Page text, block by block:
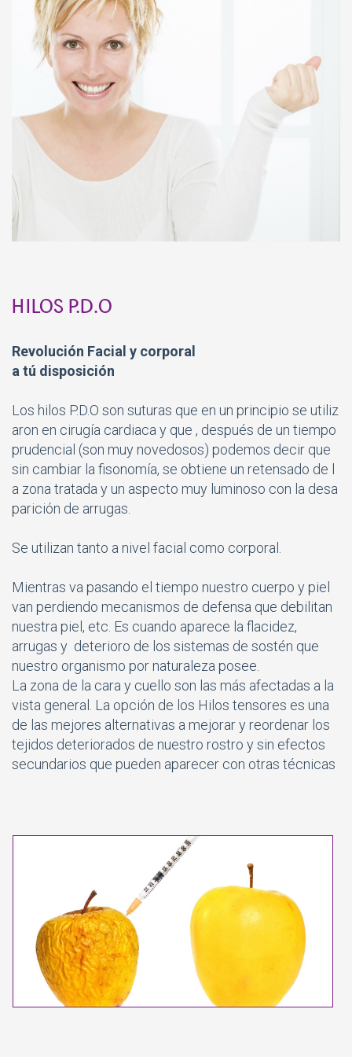
HILOS P.D.O
Revolución Facial y corporal
a tú disposición
Los hilos P.D.O son suturas que en un principio se utiliz
aron en cirugía cardiaca y que , después de un tiempo
prudencial (son muy novedosos) podemos decir que
sin cambiar la fisonomía, se obtiene un retensado de l
a zona tratada y un aspecto muy luminoso con la desa
parición de arrugas.
Se utilizan tanto a nivel facial como corporal.
Mientras va pasando el tiempo nuestro cuerpo y piel
van perdiendo mecanismos de defensa que debilitan
nuestra piel, etc. Es cuando aparece la flacidez,
arrugas y deterioro de los sistemas de sostén que
nuestro organismo por naturaleza posee.
La zona de la cara y cuello son las más afectadas a la
vista general. La opción de los Hilos tensores es una
de las mejores alternativas a mejorar y reordenar los
tejidos deteriorados de nuestro rostro y sin efectos
secundarios que pueden aparecer con otras técnicas